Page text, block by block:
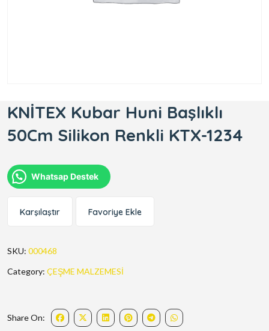
KNİTEX Kubar Huni Başlıklı
50Cm Silikon Renkli KTX-1234
Whatsap Destek
Karşılaştır Favoriye Ekle
SKU: 000468
Category: ÇEŞME MALZEMESİ
Share On: